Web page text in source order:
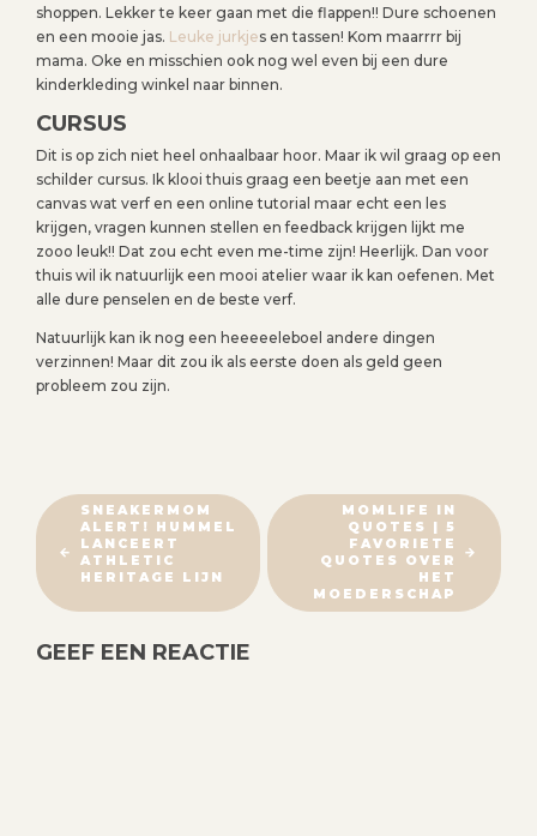
shoppen. Lekker te keer gaan met die flappen!! Dure schoenen
en een mooie jas. Leuke jurkjes en tassen! Kom maarrrr bij
mama. Oke en misschien ook nog wel even bij een dure
kinderkleding winkel naar binnen.
CURSUS
Dit is op zich niet heel onhaalbaar hoor. Maar ik wil graag op een
schilder cursus. Ik klooi thuis graag een beetje aan met een
canvas wat verf en een online tutorial maar echt een les
krijgen, vragen kunnen stellen en feedback krijgen lijkt me
zooo leuk!! Dat zou echt even me-time zijn! Heerlijk. Dan voor
thuis wil ik natuurlijk een mooi atelier waar ik kan oefenen. Met
alle dure penselen en de beste verf.
Natuurlijk kan ik nog een heeeeeleboel andere dingen
verzinnen! Maar dit zou ik als eerste doen als geld geen
probleem zou zijn.
B
E
R
I
H
SNEAKERMOM
ALERT! HUMMEL
LANCEERT
ATHLETIC
HERITAGE LIJN
MOMLIFE IN
QUOTES | 5
FAVORIETE
QUOTES OVER
HET
MOEDERSCHAP
GEEF EEN REACTIE